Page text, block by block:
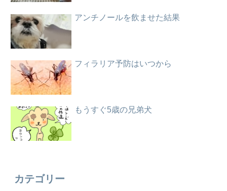
アンチノールを飲ませた結果
フィラリア予防はいつから
もうすぐ5歳の兄弟犬
カテゴリー